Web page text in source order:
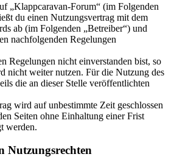
„Klappcaravan-Forum“ (im Folgenden
du einen Nutzungsvertrag mit dem
ab (im Folgenden „Betreiber“) und
nachfolgenden Regelungen
Regelungen nicht einverstanden bist, so
nicht weiter nutzen. Für die Nutzung des
die an dieser Stelle veröffentlichten
wird auf unbestimmte Zeit geschlossen
Seiten ohne Einhaltung einer Frist
werden.
Nutzungsrechten